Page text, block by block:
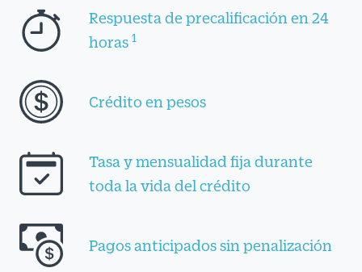
Respuesta de precalificación en 24
horas 1
Crédito en pesos
Tasa y mensualidad fija durante
toda la vida del crédito
Pagos anticipados sin penalización